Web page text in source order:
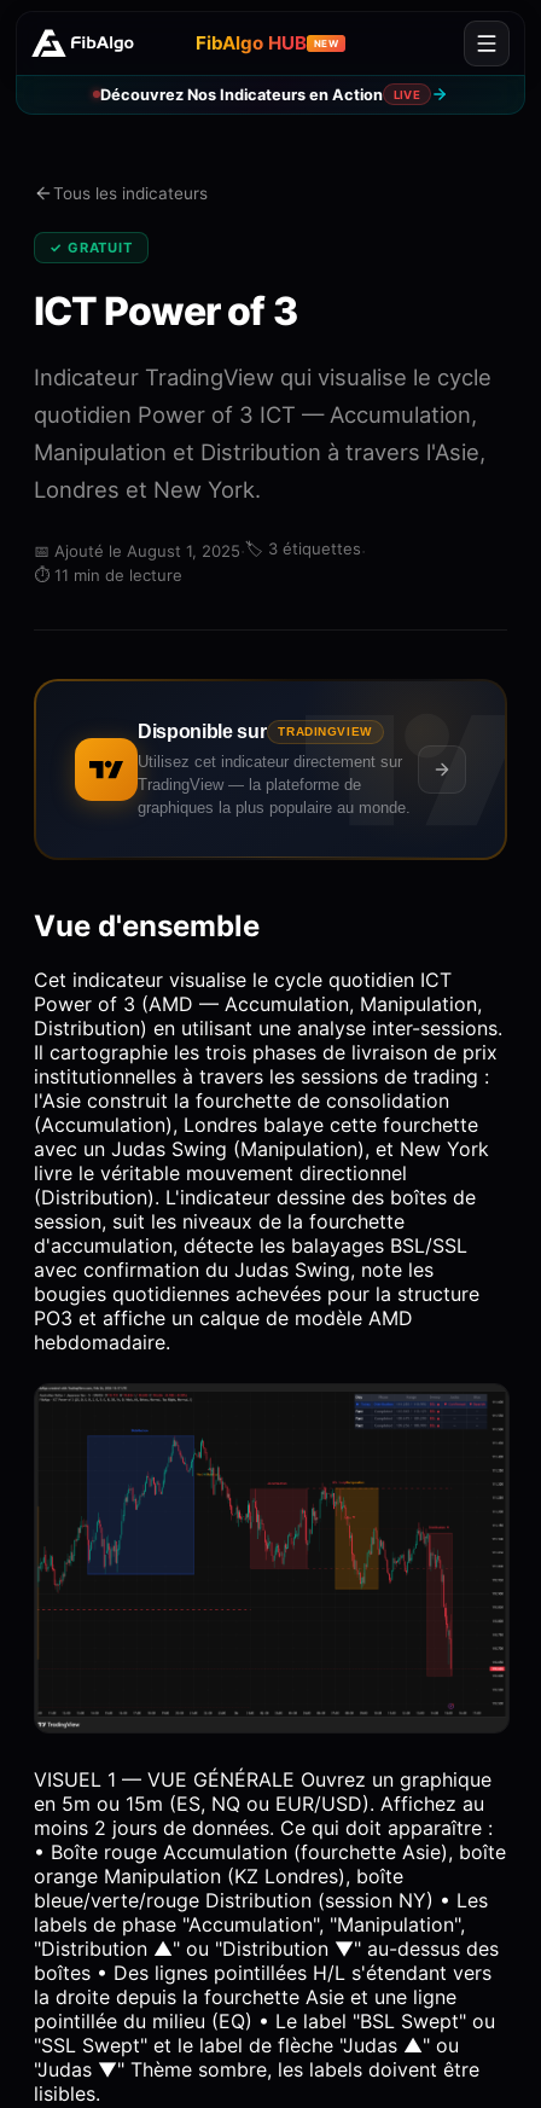
FibAlgo HUB NEW
Découvrez Nos Indicateurs en Action LIVE
Tous les indicateurs
✓ GRATUIT
ICT Power of 3
Indicateur TradingView qui visualise le cycle
quotidien Power of 3 ICT — Accumulation,
Manipulation et Distribution à travers l'Asie,
Londres et New York.
📅 Ajouté le August 1, 2025·🏷️ 3 étiquettes·
⏱️ 11 min de lecture
Disponible sur TRADINGVIEW
Utilisez cet indicateur directement sur
TradingView — la plateforme de
graphiques la plus populaire au monde.
Vue d'ensemble
Cet indicateur visualise le cycle quotidien ICT
Power of 3 (AMD — Accumulation, Manipulation,
Distribution) en utilisant une analyse inter-sessions.
Il cartographie les trois phases de livraison de prix
institutionnelles à travers les sessions de trading :
l'Asie construit la fourchette de consolidation
(Accumulation), Londres balaye cette fourchette
avec un Judas Swing (Manipulation), et New York
livre le véritable mouvement directionnel
(Distribution). L'indicateur dessine des boîtes de
session, suit les niveaux de la fourchette
d'accumulation, détecte les balayages BSL/SSL
avec confirmation du Judas Swing, note les
bougies quotidiennes achevées pour la structure
PO3 et affiche un calque de modèle AMD
hebdomadaire.
VISUEL 1 — VUE GÉNÉRALE Ouvrez un graphique
en 5m ou 15m (ES, NQ ou EUR/USD). Affichez au
moins 2 jours de données. Ce qui doit apparaître :
• Boîte rouge Accumulation (fourchette Asie), boîte
orange Manipulation (KZ Londres), boîte
bleue/verte/rouge Distribution (session NY) • Les
labels de phase "Accumulation", "Manipulation",
"Distribution ▲" ou "Distribution ▼" au-dessus des
boîtes • Des lignes pointillées H/L s'étendant vers
la droite depuis la fourchette Asie et une ligne
pointillée du milieu (EQ) • Le label "BSL Swept" ou
"SSL Swept" et le label de flèche "Judas ▲" ou
"Judas ▼" Thème sombre, les labels doivent être
lisibles.